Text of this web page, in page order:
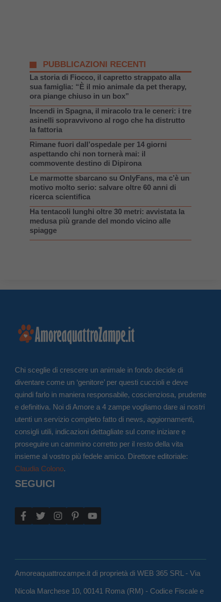
PUBBLICAZIONI RECENTI
La storia di Fiocco, il capretto strappato alla
sua famiglia: “È il mio animale da pet therapy,
ora piange chiuso in un box”
Incendi in Spagna, il miracolo tra le ceneri: i tre
asinelli sopravvivono al rogo che ha distrutto
la fattoria
Rimane fuori dall’ospedale per 14 giorni
aspettando chi non tornerà mai: il
commovente destino di Dipirona
Le marmotte sbarcano su OnlyFans, ma c’è un
motivo molto serio: salvare oltre 60 anni di
ricerca scientifica
Ha tentacoli lunghi oltre 30 metri: avvistata la
medusa più grande del mondo vicino alle
spiagge
Chi sceglie di crescere un animale in fondo decide di
diventare come un ‘genitore’ per questi cuccioli e deve
quindi farlo in maniera responsabile, coscienziosa, prudente
e definitiva. Noi di Amore a 4 zampe vogliamo dare ai nostri
utenti un servizio completo fatto di news, aggiornamenti,
consigli utili, indicazioni dettagliate sul come iniziare e
proseguire un cammino corretto per il resto della vita
insieme al vostro più fedele amico. Direttore editoriale:
Claudia Colono.
SEGUICI
Amoreaquattrozampe.it di proprietà di WEB 365 SRL - Via
Nicola Marchese 10, 00141 Roma (RM) - Codice Fiscale e